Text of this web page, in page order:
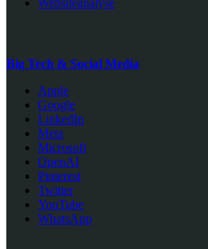
Websiteanalyse
Big Tech & Social Media
Apple
Google
LinkedIn
Meta
Microsoft
OpenAI
Pinterest
Twitter
YouTube
WhatsApp